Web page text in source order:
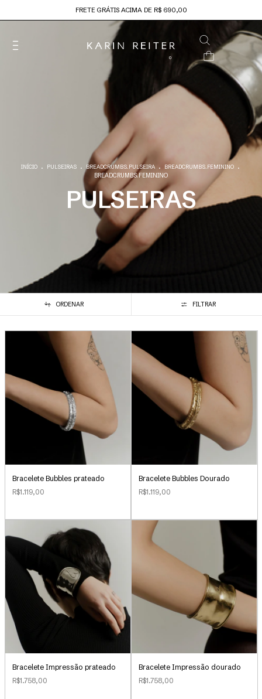
FRETE GRÁTIS ACIMA DE R$ 690,00
0
INÍCIO . PULSEIRAS . BREADCRUMBS.PULSEIRA . BREADCRUMBS.FEMININO .
BREADCRUMBS.FEMININO
PULSEIRAS
ORDENAR FILTRAR
Bracelete Bubbles prateado
R$1.119,00
Bracelete Bubbles Dourado
R$1.119,00
Bracelete Impressão prateado
R$1.758,00
Bracelete Impressão dourado
R$1.758,00